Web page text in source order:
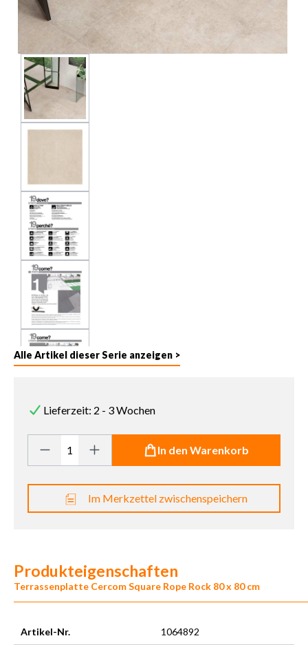
Alle Artikel dieser Serie anzeigen >
Lieferzeit: 2 - 3 Wochen
Produkt Anzahl: Gib den gewünschten Wert ein oder benutze
In den Warenkorb
Im Merkzettel zwischenspeichern
Produkteigenschaften
Terrassenplatte Cercom Square Rope Rock 80 x 80 cm
Artikel-Nr. 1064892